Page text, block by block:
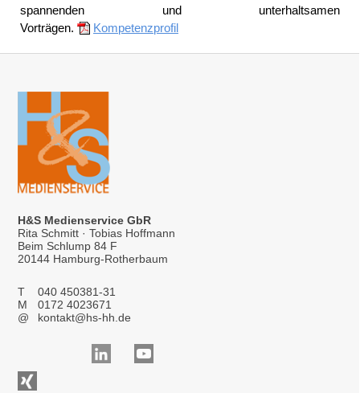
spannenden und unterhaltsamen
Vorträgen.
Kompetenzprofil
H&S Medienservice GbR
Rita Schmitt · Tobias Hoffmann
Beim Schlump 84 F
20144 Hamburg-Rotherbaum
T
040 450381-31
M
0172 4023671
@
kontakt@hs-hh.de